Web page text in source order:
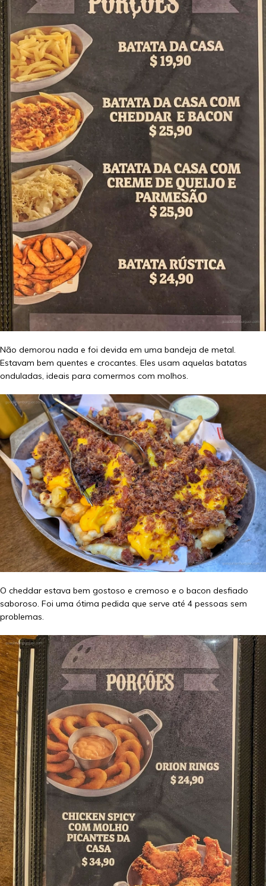
Não demorou nada e foi devida em uma bandeja de metal.
Estavam bem quentes e crocantes. Eles usam aquelas batatas
onduladas, ideais para comermos com molhos.
O cheddar estava bem gostoso e cremoso e o bacon desfiado
saboroso. Foi uma ótima pedida que serve até 4 pessoas sem
problemas.